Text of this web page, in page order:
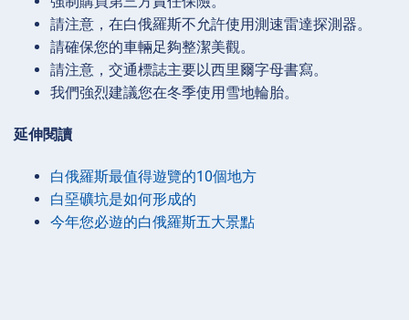
請注意，在白俄羅斯不允許使用測速雷達探測器。
請確保您的車輛足夠整潔美觀。
請注意，交通標誌主要以西里爾字母書寫。
我們強烈建議您在冬季使用雪地輪胎。
延伸閱讀
白俄羅斯最值得遊覽的10個地方
白堊礦坑是如何形成的
今年您必遊的白俄羅斯五大景點